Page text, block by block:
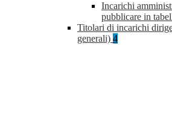
Incarichi
pubblicare in
Titolari di incarichi
generali) 4